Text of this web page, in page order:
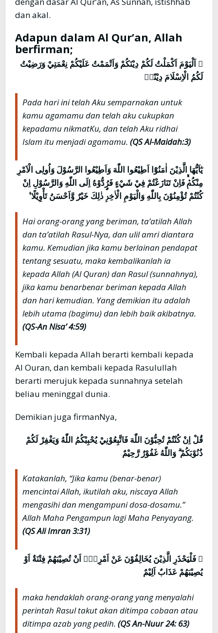
dan akal.
Adapun dalam Al Qur’an, Allah
berfirman;
ۗ اَلْيَوْمَ اَكْمَلْتُ لَكُمْ دِيْنَكُمْ وَاَتْمَمْتُ عَلَيْكُمْ نِعْمَتِيْ وَرَضِيْتُ
لَكُمُ الْاِسْلَامَ دِيْنًاۗ
Pada hari ini telah Aku semparnakan untuk
kamu agamamu dan telah aku cukupkan
kepadamu nikmatKu, dan telah Aku ridhai
Islam itu menjadi agamamu. (QS Al-Maidah:3)
يٰٓاَيُّهَا الَّذِيْنَ اٰمَنُوْٓا اَطِيْعُوا اللّٰهَ وَاَطِيْعُوا الرَّسُوْلَ وَاُولِى الْاَمْرِ
مِنْكُمْۚ فَاِنْ تَنَازَعْتُمْ فِيْ شَيْءٍ فَرُدُّوْهُ اِلَى اللّٰهِ وَالرَّسُوْلِ اِنْ
كُنْتُمْ تُؤْمِنُوْنَ بِاللّٰهِ وَالْيَوْمِ الْاٰخِرِۗ ذٰلِكَ خَيْرٌ وَّاَحْسَنُ تَأْوِيْلًا ࣖ
Hai orang-orang yang beriman, ta’atilah Allah
dan ta’atilah Rasul-Nya, dan ulil amri diantara
kamu. Kemudian jika kamu berlainan pendapat
tentang sesuatu, maka kembalikanlah ia
kepada Allah (Al Quran) dan Rasul (sunnahnya),
jika kamu benarbenar beriman kepada Allah
dan hari kemudian. Yang demikian itu adalah
lebih utama (bagimu) dan lebih baik akibatnya.
(QS-An Nisa’ 4:59)
Kembali kepada Allah berarti kembali kepada
Al Ouran, dan kembali kepada Rasulullah
berarti merujuk kepada sunnahnya setelah
beliau meninggal dunia.
Demikian juga firmanNya,
قُلْ اِنْ كُنْتُمْ تُحِبُّوْنَ اللّٰهَ فَاتَّبِعُوْنِيْ يُحْبِبْكُمُ اللّٰهُ وَيَغْفِرْ لَكُمْ
ذُنُوْبَكُمْ ۗ وَاللّٰهُ غَفُوْرٌ رَّحِيْمٌ
Katakanlah, “Jika kamu (benar-benar)
mencintai Allah, ikutilah aku, niscaya Allah
mengasihi dan mengampuni dosa-dosamu.”
Allah Maha Pengampun lagi Maha Penyayang.
(QS Ali Imran 3:31)
ۚ فَلْيَحْذَرِ الَّذِيْنَ يُخَالِفُوْنَ عَنْ اَمْرِهٖٓ اَنْ تُصِيْبَهُمْ فِتْنَةٌ اَوْ
يُصِيْبَهُمْ عَذَابٌ اَلِيْمٌ
maka hendaklah orang-orang yang menyalahi
perintah Rasul takut akan ditimpa cobaan atau
ditimpa azab yang pedih. (QS An-Nuur 24: 63)